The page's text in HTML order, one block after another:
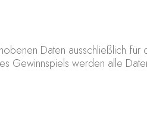
Daten ausschließlich
Gewinnspiels werden alle